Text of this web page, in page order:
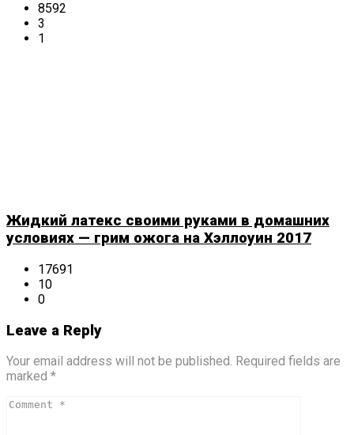
8592
3
1
Жидкий латекс своими руками в домашних
условиях — грим ожога на Хэллоуин 2017
17691
10
0
Leave a Reply
Your email address will not be published. Required fields are
marked *